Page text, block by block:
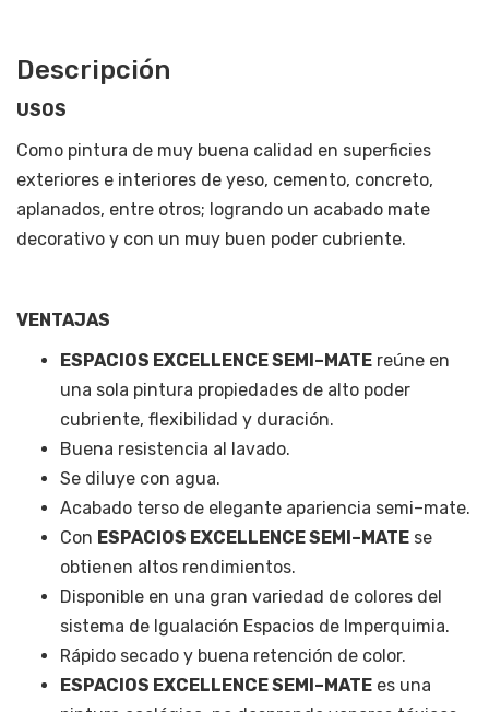
Descripción
USOS
Como pintura de muy buena calidad en superficies
exteriores e interiores de yeso, cemento, concreto,
aplanados, entre otros; logrando un acabado mate
decorativo y con un muy buen poder cubriente.
VENTAJAS
ESPACIOS EXCELLENCE SEMI–MATE reúne en
una sola pintura propiedades de alto poder
cubriente, flexibilidad y duración.
Buena resistencia al lavado.
Se diluye con agua.
Acabado terso de elegante apariencia semi–mate.
Con ESPACIOS EXCELLENCE SEMI–MATE se
obtienen altos rendimientos.
Disponible en una gran variedad de colores del
sistema de Igualación Espacios de Imperquimia.
Rápido secado y buena retención de color.
ESPACIOS EXCELLENCE SEMI–MATE es una